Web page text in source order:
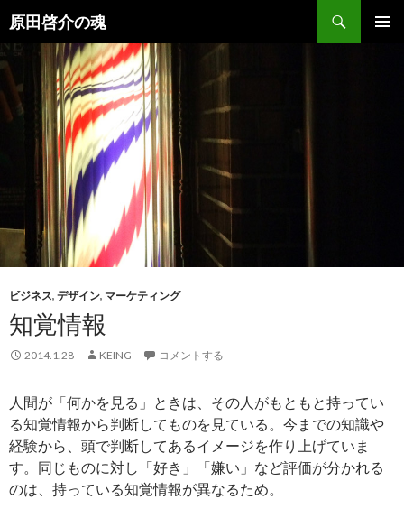
原田啓介の魂
索
ン
テ
ン
ツ
ビジネス, デザイン, マーケティング
知覚情報
2014.1.28 KEING コメントする
人間が「何かを見る」ときは、その人がもともと持ってい
る知覚情報から判断してものを見ている。今までの知識や
経験から、頭で判断してあるイメージを作り上げていま
す。同じものに対し「好き」「嫌い」など評価が分かれる
のは、持っている知覚情報が異なるため。